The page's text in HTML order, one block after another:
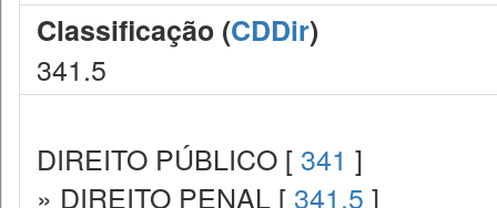
Classificação (CDDir)
341.5
DIREITO PÚBLICO [ 341 ]
» DIREITO PENAL [ 341.5 ]